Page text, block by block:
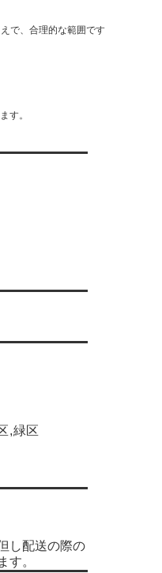
で、合理的な範囲です
す。
,緑区
し配送の際の
ます。